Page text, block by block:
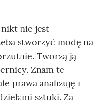
nie jest
stworzyć modę na
Tworzą ją
Znam te
prawa analizuję i
sztuki. Za